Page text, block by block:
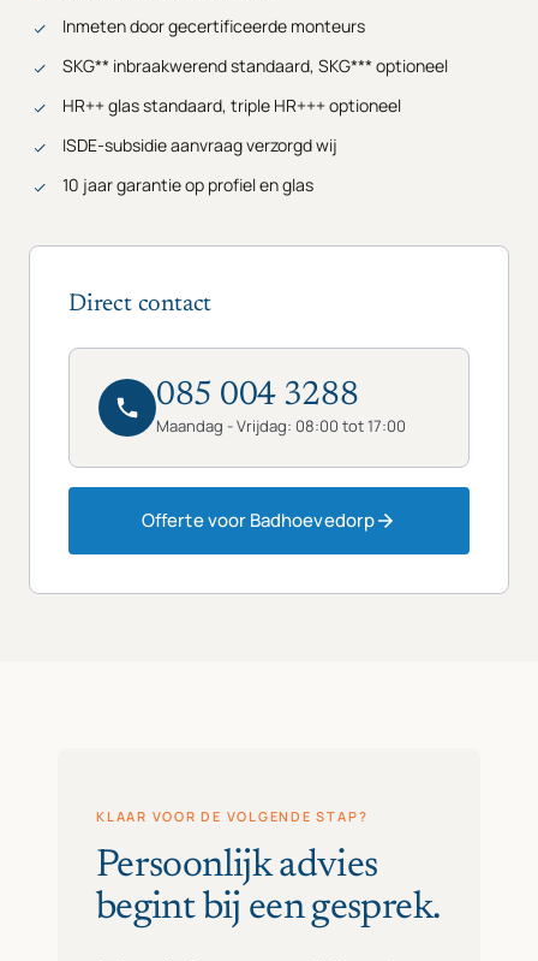
Inmeten door gecertificeerde monteurs
SKG** inbraakwerend standaard, SKG*** optioneel
HR++ glas standaard, triple HR+++ optioneel
ISDE-subsidie aanvraag verzorgd wij
10 jaar garantie op profiel en glas
Direct contact
085 004 3288
Maandag - Vrijdag: 08:00 tot 17:00
Offerte voor Badhoevedorp
KLAAR VOOR DE VOLGENDE STAP?
Persoonlijk advies
begint bij een gesprek.